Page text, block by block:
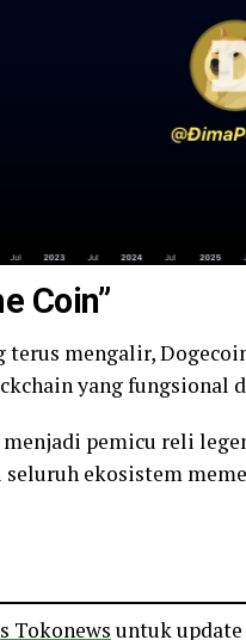
Coin”
terus mengalir,
yang fungsional
pemicu reli
ekosistem
Tokonews untuk update